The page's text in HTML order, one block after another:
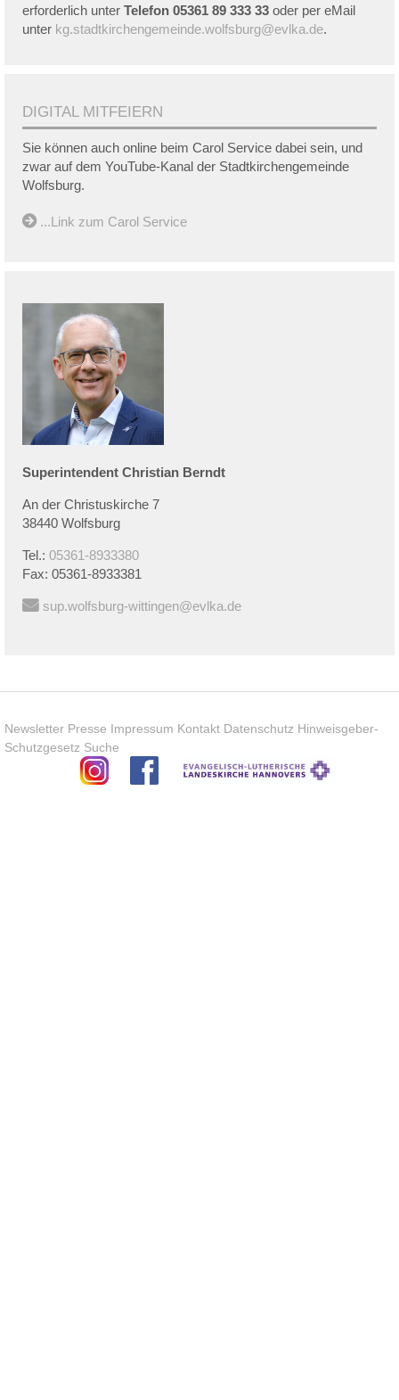
erforderlich unter Telefon 05361 89 333 33 oder per eMail
unter kg.stadtkirchengemeinde.wolfsburg@evlka.de.
DIGITAL MITFEIERN
Sie können auch online beim Carol Service dabei sein, und
zwar auf dem YouTube-Kanal der Stadtkirchengemeinde
Wolfsburg.
...Link zum Carol Service
Superintendent Christian Berndt
An der Christuskirche 7
38440 Wolfsburg
Tel.: 05361-8933380
Fax: 05361-8933381
sup.wolfsburg-wittingen@evlka.de
Newsletter Presse Impressum Kontakt Datenschutz Hinweisgeber-
Schutzgesetz Suche